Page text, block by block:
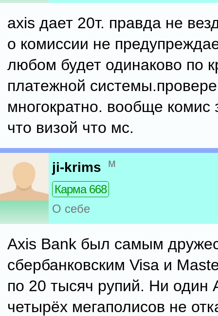
axis дает 20т. правда не
о комиссии не
любом будет одинаково по
платежной
многократно. вообще комис
что визой что мс.
ji-krims м
Карма 668
О себе
Axis Bank был самым
сбербанковским Visa и
по 20 тысяч рупий. Ни один
четырёх мегаполисов не